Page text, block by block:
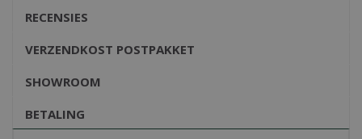
RECENSIES
VERZENDKOST POSTPAKKET
SHOWROOM
BETALING